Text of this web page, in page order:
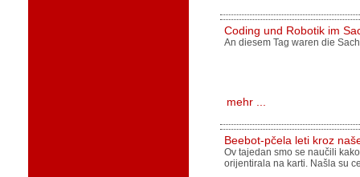
Coding und Robotik im
An diesem Tag waren die
mehr ...
Beebot-pčela leti kroz
Ov tajedan smo se naučili
orijentirala na karti. Našla su